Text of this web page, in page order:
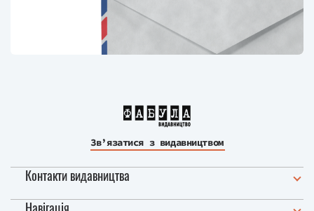
Зв’язатися з видавництвом
Контакти видавництва